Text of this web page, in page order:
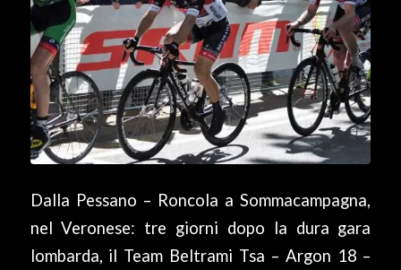
Dalla Pessano – Roncola a Sommacampagna,
nel Veronese: tre giorni dopo la dura gara
lombarda, il Team Beltrami Tsa – Argon 18 –